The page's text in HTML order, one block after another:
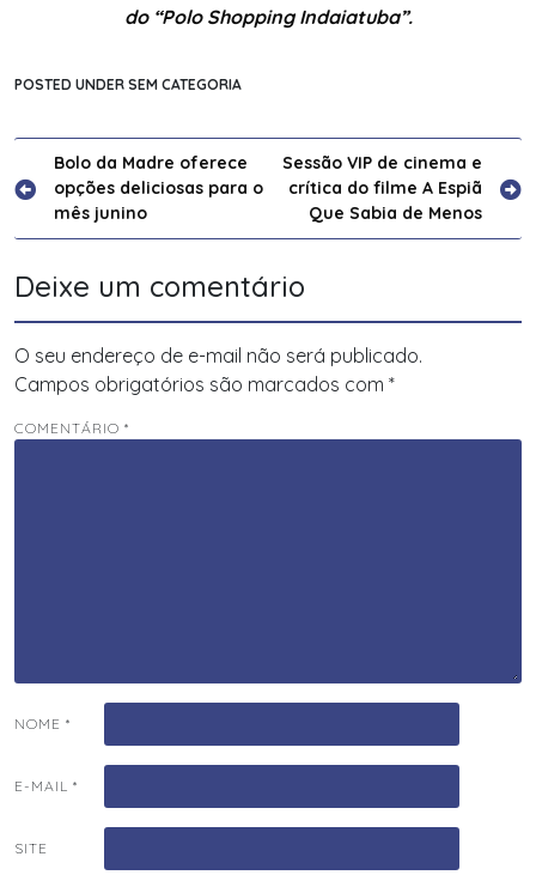
do “Polo Shopping Indaiatuba”.
POSTED UNDER SEM CATEGORIA
Navegação
de
Post
Bolo da Madre oferece
opções deliciosas para o
mês junino
Sessão VIP de cinema e
crítica do filme A Espiã
Que Sabia de Menos
Deixe um comentário
O seu endereço de e-mail não será publicado.
Campos obrigatórios são marcados com *
COMENTÁRIO *
NOME *
E-MAIL *
SITE